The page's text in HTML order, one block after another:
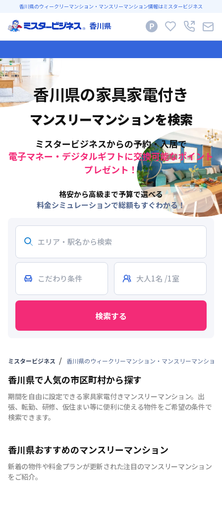
香川県のウィークリーマンション・マンスリーマンション情報はミスタービジネス
香川県
香川県の家具家電付き
マンスリーマンションを検索
ミスタービジネスからの予約・入居で
電子マネー・デジタルギフトに交換可能なポイント
プレゼント！
格安から高級まで予算で選べる
料金シミュレーションで総額もすぐわかる！
検索する
ミスタービジネス 香川県のウィークリーマンション・マンスリーマンショ
香川県で人気の市区町村から探す
期間を自由に設定できる家具家電付きマンスリーマンション。出
張、転勤、研修、仮住まい等に便利に使える物件をご希望の条件で
検索できます。
香川県おすすめのマンスリーマンション
新着の物件や料金プランが更新された注目のマンスリーマンション
をご紹介。